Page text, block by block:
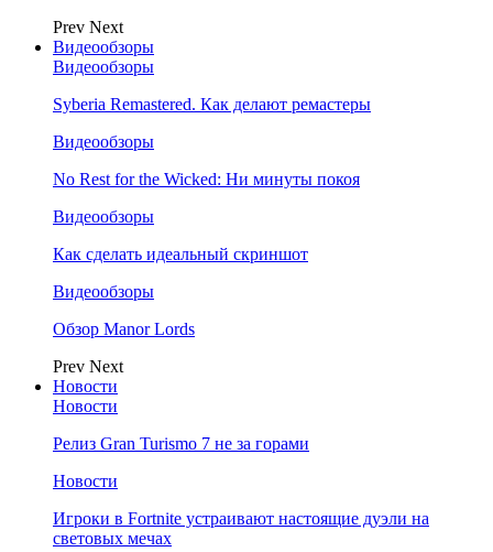
Prev Next
Видеообзоры
Видеообзоры
Syberia Remastered. Как делают ремастеры
Видеообзоры
No Rest for the Wicked: Ни минуты покоя
Видеообзоры
Как сделать идеальный скриншот
Видеообзоры
Обзор Manor Lords
Prev Next
Новости
Новости
Релиз Gran Turismo 7 не за горами
Новости
Игроки в Fortnite устраивают настоящие дуэли на
световых мечах